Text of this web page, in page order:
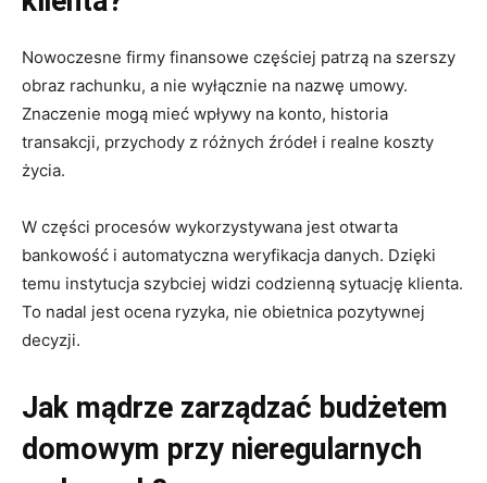
Nowoczesne firmy finansowe częściej patrzą na szerszy
obraz rachunku, a nie wyłącznie na nazwę umowy.
Znaczenie mogą mieć wpływy na konto, historia
transakcji, przychody z różnych źródeł i realne koszty
życia.
W części procesów wykorzystywana jest otwarta
bankowość i automatyczna weryfikacja danych. Dzięki
temu instytucja szybciej widzi codzienną sytuację klienta.
To nadal jest ocena ryzyka, nie obietnica pozytywnej
decyzji.
Jak mądrze zarządzać budżetem
domowym przy nieregularnych